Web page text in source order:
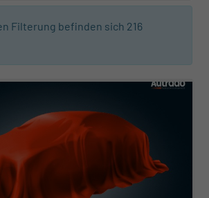
Filterung befinden sich 216